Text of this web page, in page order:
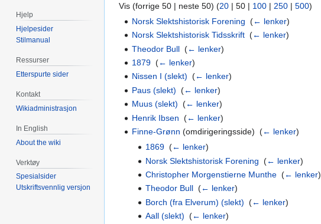
Vis (forrige 50 | neste 50) (20 | 50 | 100 | 250 | 500)
Norsk Slektshistorisk Forening ‎(← lenker)
Norsk Slektshistorisk Tidsskrift ‎(← lenker)
Theodor Bull ‎(← lenker)
1879 ‎(← lenker)
Nissen I (slekt) ‎(← lenker)
Paus (slekt) ‎(← lenker)
Muus (slekt) ‎(← lenker)
Henrik Ibsen ‎(← lenker)
Finne-Grønn (omdirigeringsside) ‎(← lenker)
1869‎ (← lenker)
Norsk Slektshistorisk Forening (← lenker)
Christopher Morgenstierne Munthe‎ (← lenker)
Theodor Bull‎ (← lenker)
Borch (fra Elverum) (slekt) (← lenker)
Aall (slekt) (← lenker)
Hjelp
Hjelpesider
Stilmanual
Ressurser
Etterspurte sider
Kontakt
Wikiadministrasjon
In English
About the wiki
Verktøy
Spesialsider
Utskriftsvennlig versjon